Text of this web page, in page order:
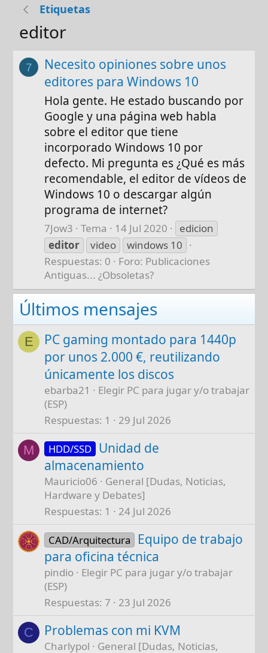
Etiquetas
editor
7
Necesito opiniones sobre unos
editores para Windows 10
Hola gente. He estado buscando por
Google y una página web habla
sobre el editor que tiene
incorporado Windows 10 por
defecto. Mi pregunta es ¿Qué es más
recomendable, el editor de vídeos de
Windows 10 o descargar algún
programa de internet?
7Jow3 Tema 14 Jul 2020
edicion
editor
video
windows 10
Respuestas: 0
Foro: Publicaciones
Antiguas... ¿Obsoletas?
Últimos mensajes
E
PC gaming montado para 1440p
por unos 2.000 €, reutilizando
únicamente los discos
ebarba21
Elegir PC para jugar y/o trabajar
(ESP)
Respuestas 1 29 Jul 2026
M HDD/SSD Unidad de
almacenamiento
Mauricio06
General [Dudas, Noticias,
Hardware y Debates]
Respuestas 1 24 Jul 2026
CAD/Arquitectura
Equipo de trabajo
para oficina técnica
pindio
Elegir PC para jugar y/o trabajar
(ESP)
Respuestas 7 23 Jul 2026
C Problemas con mi KVM
Charlypol General [Dudas, Noticias,